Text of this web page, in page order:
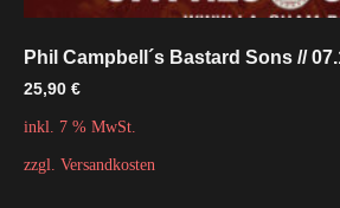
Phil Campbell´s Bastard Sons //
25,90 €
inkl. 7 % MwSt.
zzgl. Versandkosten